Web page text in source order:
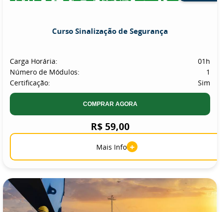
Curso Sinalização de Segurança
Carga Horária:
01h
Número de Módulos:
1
Certificação:
Sim
COMPRAR AGORA
R$ 59,00
Mais Info +